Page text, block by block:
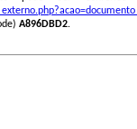
A896DBD2.